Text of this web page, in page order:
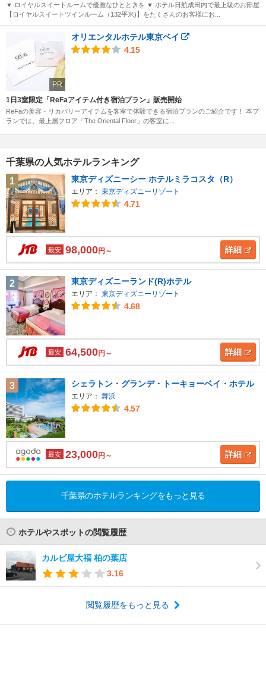
▼ ロイヤルスイートルームで優雅なひとときを ▼ ホテル日航成田内で最上級のお部屋
【ロイヤルスイートツインルーム（132平米)】をたくさんのお客様にお...
PR
オリエンタルホテル東京ベイ
4.15
1日3室限定「ReFaアイテム付き宿泊プラン」販売開始
ReFaの美容・リカバリーアイテムを客室で体験できる宿泊プランのご紹介です！ 本プ
ランでは、最上層フロア「The Oriental Floor」の客室に...
千葉県の人気ホテルランキング
1
東京ディズニーシー ホテルミラコスタ（R）
エリア： 東京ディズニーリゾート
4.71
最安 98,000円～ 詳細
2 東京ディズニーランド(R)ホテル
エリア： 東京ディズニーリゾート
4.68
最安 64,500円～ 詳細
3 シェラトン・グランデ・トーキョーベイ・ホテル
エリア： 舞浜
4.57
最安 23,000円～ 詳細
千葉県のホテルランキングをもっと見る
ホテルやスポットの閲覧履歴
カルビ屋大福 柏の葉店
3.16
閲覧履歴をもっと見る